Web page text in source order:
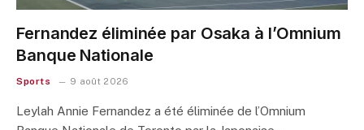
Fernandez éliminée par Osaka à l’Omnium
Banque Nationale
Sports 9 août 2026
Leylah Annie Fernandez a été éliminée de l’Omnium